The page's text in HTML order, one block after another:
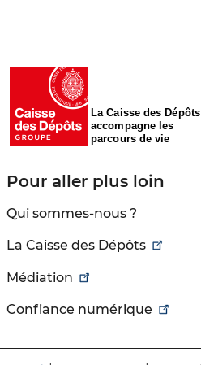
La Caisse des Dépôts
accompagne les
parcours de vie
Pour aller plus loin
Qui sommes-nous ?
La Caisse des Dépôts
Médiation
Confiance numérique